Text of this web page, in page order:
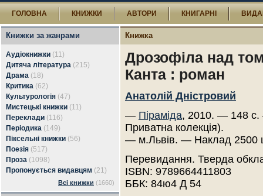
ГОЛОВНА КНИЖКИ АВТОРИ КНИГАРНІ
Книжки за жанрами
Аудіокнижки (11)
Дитяча література (215)
Драма (18)
Критика (62)
Культурологія (47)
Мистецькі книжки (11)
Переклади (116)
Періодика (149)
Піксельні книжки (56)
Поезія (517)
Проза (1098)
Пропонується видавцям (21)
Всі книжки (1660)
Книжка
Дрозофіла над
Канта : роман
Анатолій Дністровий
— Піраміда, 2010. — 148 с.
Приватна колекція).
— м.Львів. — Наклад 2500
Перевидання. Тверда
ISBN: 9789664411803
ББК: 84ю4 Д 54